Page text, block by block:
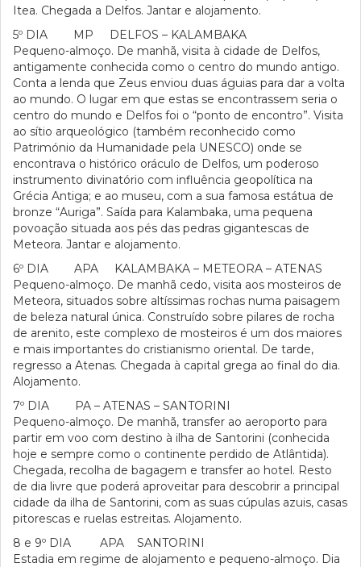
Itea. Chegada a Delfos. Jantar e alojamento.
5º DIA MP DELFOS – KALAMBAKA
Pequeno-almoço. De manhã, visita à cidade de Delfos,
antigamente conhecida como o centro do mundo antigo.
Conta a lenda que Zeus enviou duas águias para dar a volta
ao mundo. O lugar em que estas se encontrassem seria o
centro do mundo e Delfos foi o “ponto de encontro”. Visita
ao sítio arqueológico (também reconhecido como
Património da Humanidade pela UNESCO) onde se
encontrava o histórico oráculo de Delfos, um poderoso
instrumento divinatório com influência geopolítica na
Grécia Antiga; e ao museu, com a sua famosa estátua de
bronze “Auriga”. Saída para Kalambaka, uma pequena
povoação situada aos pés das pedras gigantescas de
Meteora. Jantar e alojamento.
6º DIA APA KALAMBAKA – METEORA – ATENAS
Pequeno-almoço. De manhã cedo, visita aos mosteiros de
Meteora, situados sobre altíssimas rochas numa paisagem
de beleza natural única. Construído sobre pilares de rocha
de arenito, este complexo de mosteiros é um dos maiores
e mais importantes do cristianismo oriental. De tarde,
regresso a Atenas. Chegada à capital grega ao final do dia.
Alojamento.
7º DIA PA – ATENAS – SANTORINI
Pequeno-almoço. De manhã, transfer ao aeroporto para
partir em voo com destino à ilha de Santorini (conhecida
hoje e sempre como o continente perdido de Atlântida).
Chegada, recolha de bagagem e transfer ao hotel. Resto
de dia livre que poderá aproveitar para descobrir a principal
cidade da ilha de Santorini, com as suas cúpulas azuis, casas
pitorescas e ruelas estreitas. Alojamento.
8 e 9º DIA APA SANTORINI
Estadia em regime de alojamento e pequeno-almoço. Dia